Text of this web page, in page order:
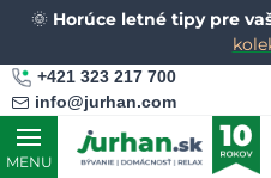
🌞 Horúce letné tipy pre
+421 323 217 700
info@jurhan.com
MENU